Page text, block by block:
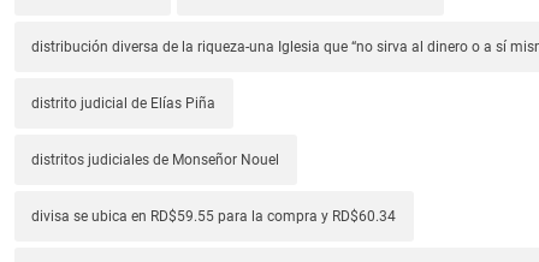
distribución diversa de la riqueza-una Iglesia que “no sirva al dinero o a sí
distrito judicial de Elías Piña
distritos judiciales de Monseñor Nouel
divisa se ubica en RD$59.55 para la compra y RD$60.34